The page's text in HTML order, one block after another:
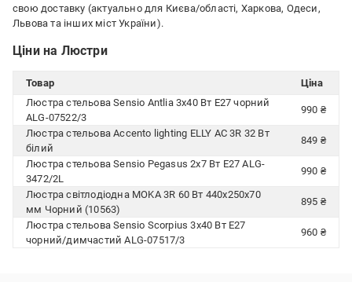
свою доставку (актуально для Києва/області, Харкова, Одеси,
Львова та інших міст України).
Ціни на Люстри
Товар
Ціна
Люстра стельова Sensio Antlia 3x40 Вт E27 чорний
ALG-07522/3
990 ₴
Люстра стельова Accento lighting ELLY AC 3R 32 Вт
білий
849 ₴
Люстра стельова Sensio Pegasus 2x7 Вт E27 ALG-
3472/2L
990 ₴
Люстра світлодіодна MOKA 3R 60 Вт 440x250x70
мм Чорний (10563)
895 ₴
Люстра стельова Sensio Scorpius 3x40 Вт E27
чорний/димчастий ALG-07517/3
960 ₴